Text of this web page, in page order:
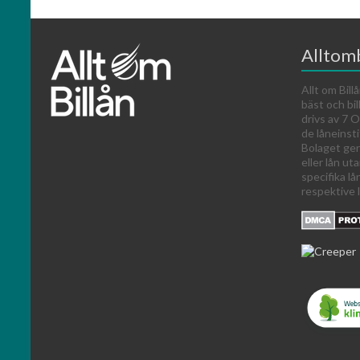
Allt om
bäst och
drivs av 7
de
Bolaget
eller lån
specifika
respektive